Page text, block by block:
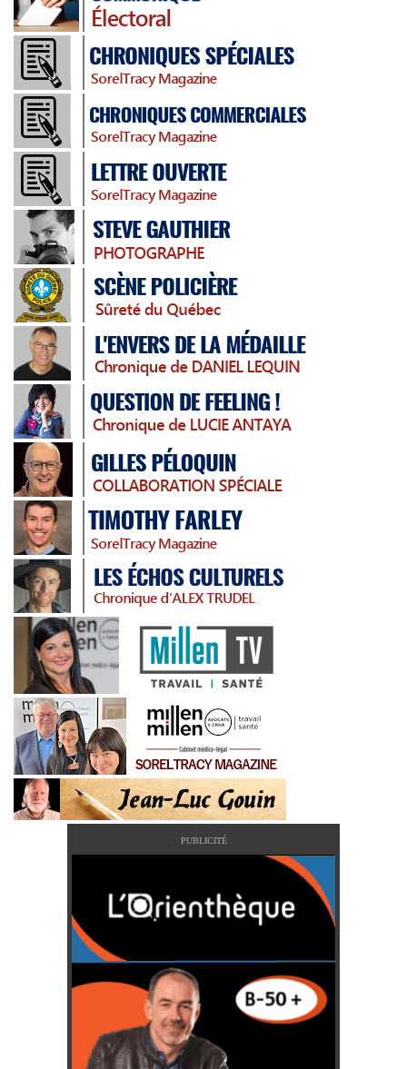
PUBLICITÉ